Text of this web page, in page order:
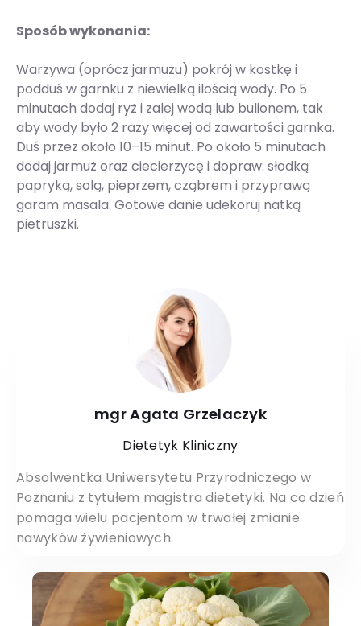
Sposób wykonania:
Warzywa (oprócz jarmużu) pokrój w kostkę i
podduś w garnku z niewielką ilością wody. Po 5
minutach dodaj ryż i zalej wodą lub bulionem, tak
aby wody było 2 razy więcej od zawartości garnka.
Duś przez około 10–15 minut. Po około 5 minutach
dodaj jarmuż oraz ciecierzycę i dopraw: słodką
papryką, solą, pieprzem, cząbrem i przyprawą
garam masala. Gotowe danie udekoruj natką
pietruszki.
mgr Agata Grzelaczyk
Dietetyk Kliniczny
Absolwentka Uniwersytetu Przyrodniczego w
Poznaniu z tytułem magistra dietetyki. Na co dzień
pomaga wielu pacjentom w trwałej zmianie
nawyków żywieniowych.